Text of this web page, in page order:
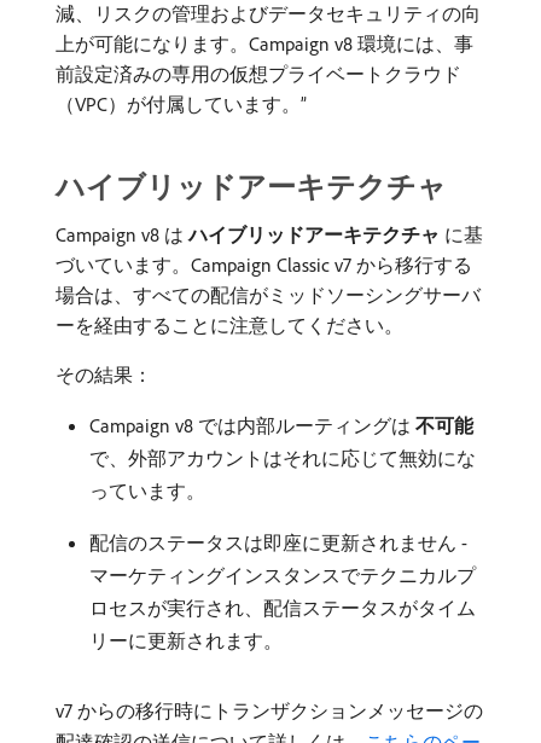
減、リスクの管理およびデータセキュリティの向
上が可能になります。Campaign v8 環境には、事
前設定済みの専用の仮想プライベートクラウド
（VPC）が付属しています。
ハイブリッドアーキテクチャ
Campaign v8 は​ハイブリッドアーキテクチャ ​に基
づいています。Campaign Classic v7 から移行する
場合は、すべての配信がミッドソーシングサーバ
ーを経由することに注意してください。
その結果：
Campaign v8 では内部ルーティングは​ 不可能​
で、外部アカウントはそれに応じて無効にな
っています。
配信のステータスは即座に更新されません -
マーケティングインスタンスでテクニカルプ
ロセスが実行され、配信ステータスがタイム
リーに更新されます。
v7 からの移行時にトランザクションメッセージの